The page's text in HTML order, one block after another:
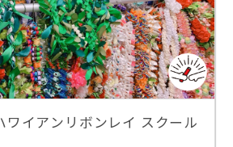
ワイアンリボンレイ スクール